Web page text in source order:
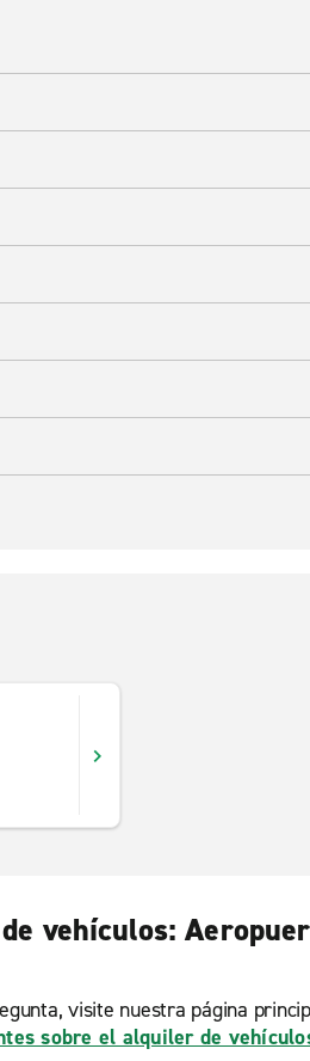
vehículos:
visite nuestra página
sobre el alquiler de